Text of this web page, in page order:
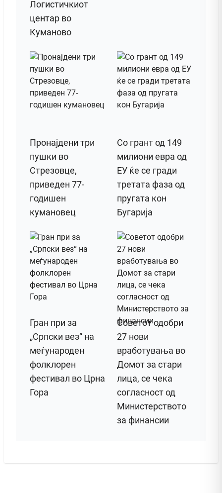
Логистичкиот
центар во
Куманово
Пронајдени три
пушки во
Стрезовце,
приведен 77-
годишен
кумановец
Со грант од 149
милиони евра од
ЕУ ќе се гради
третата фаза од
пругата кон
Бугарија
Гран при за
„Српски вез“ на
меѓународен
фолклорен
фестивал во Црна
Гора
Советот одобри
27 нови
вработувања во
Домот за стари
лица, се чека
согласност од
Министерството
за финансии